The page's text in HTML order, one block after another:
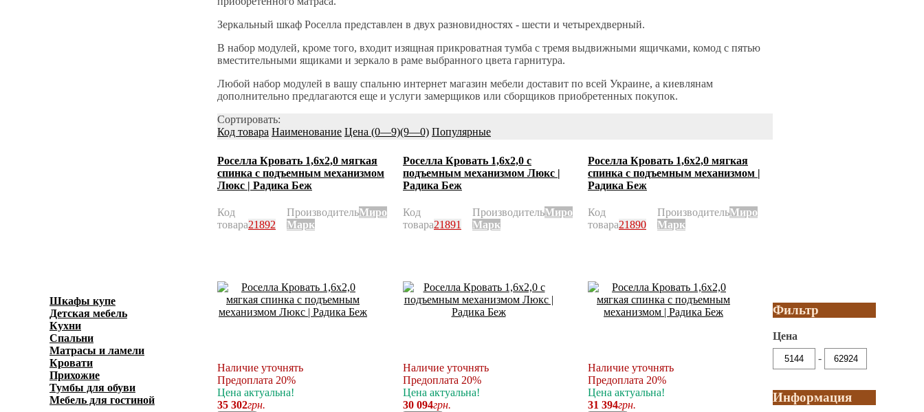
Шкафы купе
Детская мебель
Кухни
Спальни
Матрасы и ламели
Кровати
Прихожие
Тумбы для обуви
Мебель для гостиной
Зеркальный шкаф Роселла представлен в двух разновидностях - шести и четырехдверный.
В набор модулей, кроме того, входит изящная прикроватная тумба с тремя выдвижными ящичками, комод с пятью
вместительными ящиками и зеркало в раме выбранного цвета гарнитура.
Любой набор модулей в вашу спальню интернет магазин мебели доставит по всей Украине, а киевлянам
дополнительно предлагаются еще и услуги замерщиков или сборщиков приобретенных покупок.
Сортировать:
Код товара Наименование Цена (0—9)(9—0) Популярные
Роселла Кровать 1,6х2,0 мягкая
спинка с подъемным механизмом
Люкс | Радика Беж
Код
товара21892
ПроизводительМиро
Марк
Наличие уточнять
Предоплата 20%
Цена актуальна!
35 302грн.
Роселла Кровать 1,6х2,0 с
подъемным механизмом Люкс |
Радика Беж
Код
товара21891
ПроизводительМиро
Марк
Наличие уточнять
Предоплата 20%
Цена актуальна!
30 094грн.
Роселла Кровать 1,6х2,0 мягкая
спинка с подъемным механизмом |
Радика Беж
Код
товара21890
ПроизводительМиро
Марк
Наличие уточнять
Предоплата 20%
Цена актуальна!
31 394грн.
Фильтр
Цена
-
Информация